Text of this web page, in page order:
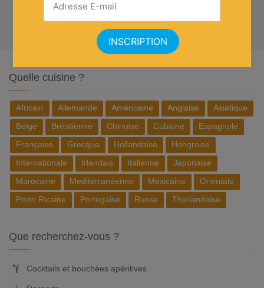
Quelle cuisine ?
Africain Allemande Américaine Anglaise
Asiatique
Belge
Brésilienne Chinoise Cubaine
Espagnole
Française
Grecque Hollandaise
Hongroise
Internationale
Irlandais Italienne
Japonaise
Marocaine
Mediterranéenne Mexicaine
Orientale
Porto Ricaine
Portugaise Russe Thaïlandaise
Que recherchez-vous ?
Cocktails et bouchées apéritives